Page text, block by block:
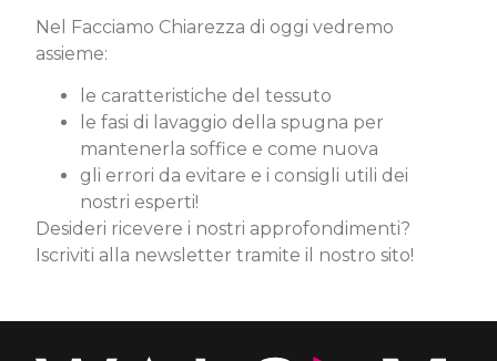
Nel Facciamo Chiarezza di oggi vedremo
assieme:
le caratteristiche del tessuto
le fasi di lavaggio della spugna per
mantenerla soffice e come nuova
gli errori da evitare e i consigli utili dei
nostri esperti!
Desideri ricevere i nostri approfondimenti?
Iscriviti alla newsletter tramite il nostro sito!